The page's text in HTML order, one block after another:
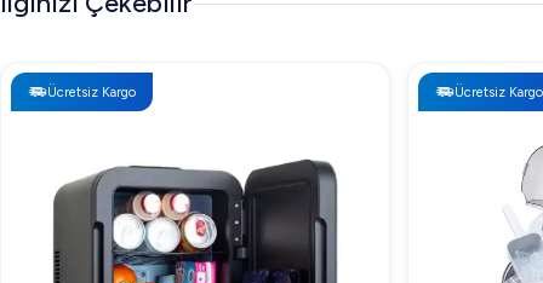
Ücretsiz Kargo Ücretsiz Kargo